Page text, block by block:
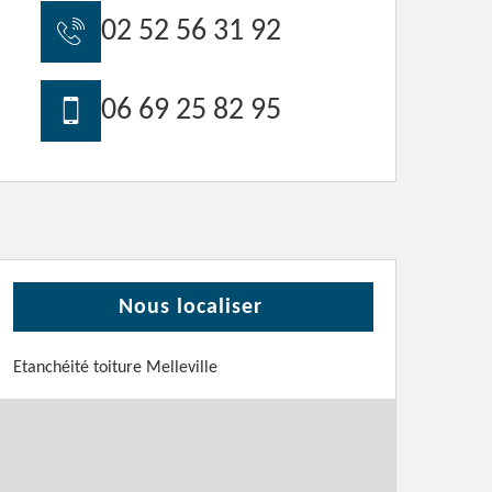
02 52 56 31 92
06 69 25 82 95
Nous localiser
Etanchéité toiture Melleville